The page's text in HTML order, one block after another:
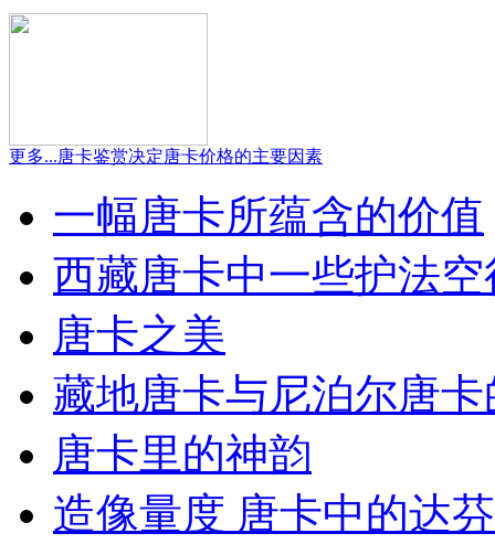
更多...唐卡鉴赏决定唐卡价格的主要因素
一幅唐卡所蕴含的价值
西藏唐卡中一些护法
唐卡之美
藏地唐卡与尼泊尔唐
唐卡里的神韵
造像量度 唐卡中的达